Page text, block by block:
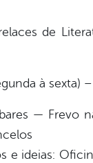
de
à sexta)
— Frevo
e ideias: